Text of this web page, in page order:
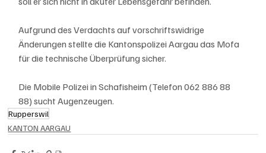
Aufgrund des Verdachts auf vorschriftswidrige
Änderungen stellte die Kantonspolizei Aargau das Mofa
für die technische Überprüfung sicher.
Die Mobile Polizei in Schafisheim (Telefon 062 886 88
88) sucht Augenzeugen.
Rupperswil
KANTON AARGAU